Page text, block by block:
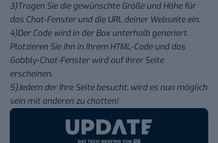
3)Tragen Sie die gewünschte Größe und Höhe für
das Chat-Fenster und die URL deiner Webseite ein.
4)Der Code wird in der Box unterhalb generiert.
Platzieren Sie ihn in Ihrem HTML-Code und das
Gabbly-Chat-Fenster wird auf Ihrer Seite
erscheinen.
5)Jedem der Ihre Seite besucht, wird es nun möglich
sein mit anderen zu chatten!